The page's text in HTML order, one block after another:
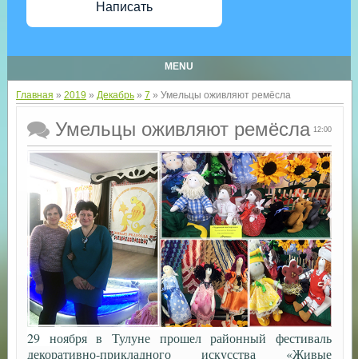
Написать
MENU
Главная » 2019 » Декабрь » 7 » Умельцы оживляют ремёсла
12:00
Умельцы оживляют ремёсла
29 ноябряв Тулуне прошел районный фестиваль
декоративно-прикладного искусства «Живые